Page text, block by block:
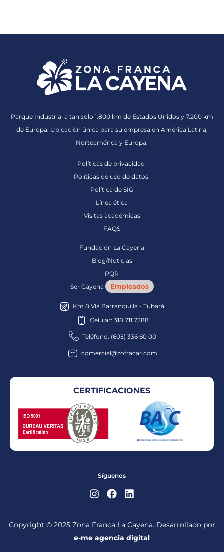
Parque Industrial a tan solo 1.800 km de Estados Unidos y 7.200 km
de Europa. Ubicación única para su empresa en América Latina,
Norteamérica y Europa.
Políticas de privacidad
Políticas de uso de datos
Política de SIG
Línea ética
Visitas académicas
FAQS
Fundación La Cayena
Blog/Noticias
PQR
Ser Cayena
Empleados
Km 8 Vía Barranquilla - Tubará.
Celular: 318 711 7388
Teléfono: (605) 336 60 00
comercial@zofracar.com
CERTIFICACIONES
Síguenos
Copyright © 2025 Zona Franca La Cayena. Desarrollado por
e-me agencia digital